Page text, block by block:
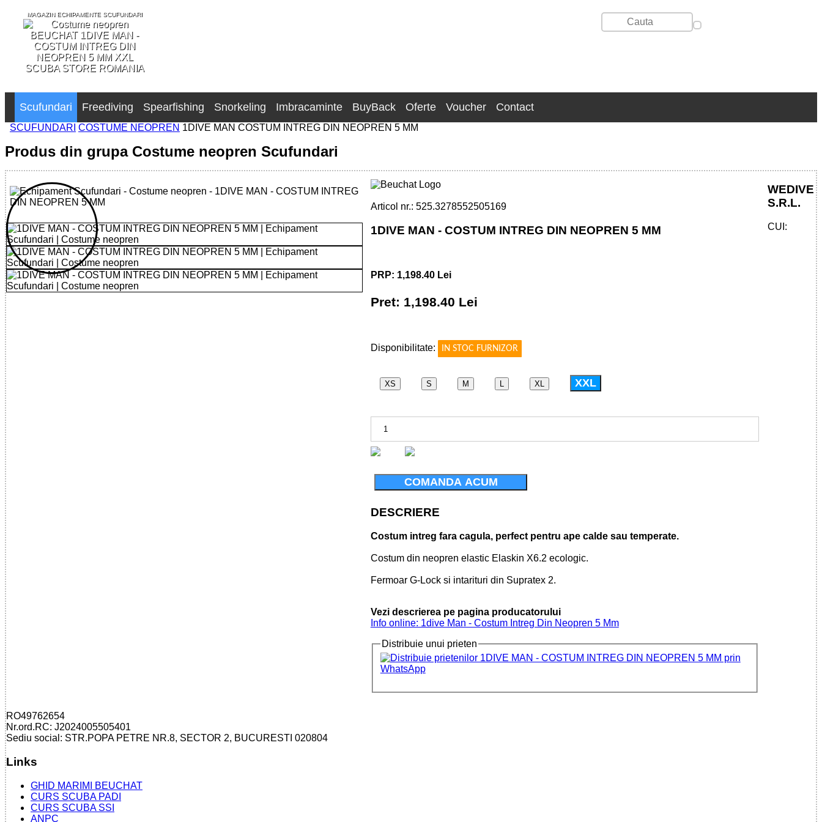
MAGAZIN ECHIPAMENTE SCUFUNDARI
SCUBA STORE ROMANIA
Scufundari Freediving Spearfishing Snorkeling Imbracaminte BuyBack Oferte Voucher Contact
SCUFUNDARI COSTUME NEOPREN 1DIVE MAN COSTUM INTREG DIN NEOPREN 5 MM
Produs din grupa Costume neopren Scufundari
Articol nr.: 525.3278552505169
1DIVE MAN - COSTUM INTREG DIN NEOPREN 5 MM
PRP: 1,198.40 Lei
Pret: 1,198.40 Lei
Disponibilitate:
IN STOC FURNIZOR
XS S M L XL XXL
COMANDA ACUM
DESCRIERE
Costum intreg fara cagula, perfect pentru ape calde sau temperate.
Costum din neopren elastic Elaskin X6.2 ecologic.
Fermoar G-Lock si intarituri din Supratex 2.
Vezi descrierea pe pagina producatorului
Info online: 1dive Man - Costum Intreg Din Neopren 5 Mm
Distribuie unui prieten
WEDIVE
S.R.L.
CUI:
RO49762654
Nr.ord.RC: J2024005505401
Sediu social: STR.POPA PETRE NR.8, SECTOR 2, BUCURESTI 020804
Links
GHID MARIMI BEUCHAT
CURS SCUBA PADI
CURS SCUBA SSI
ANPC